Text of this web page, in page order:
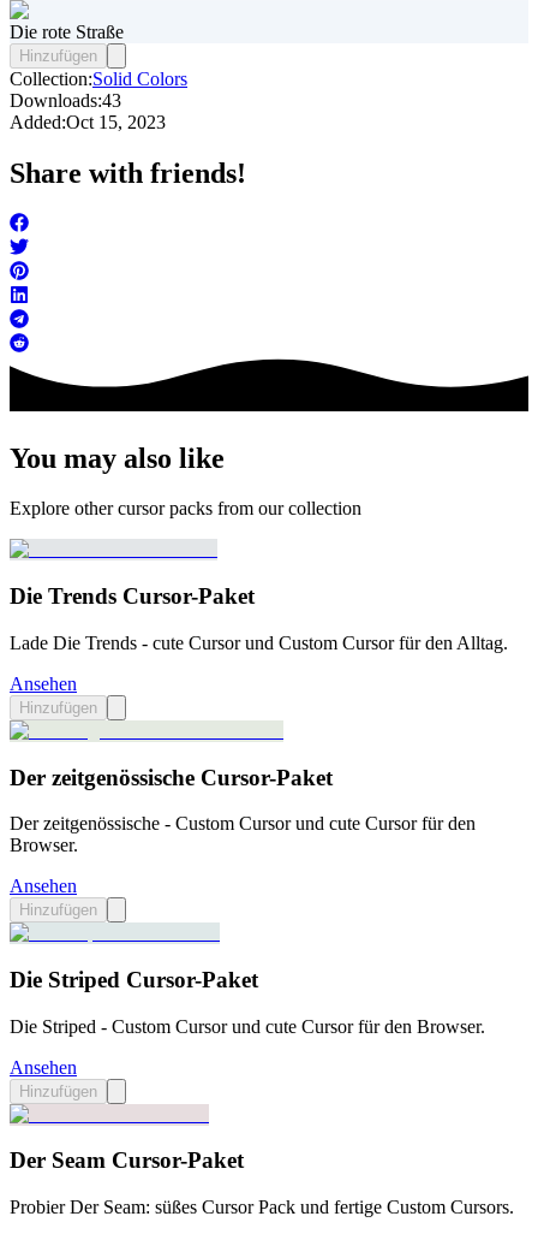
Die rote Straße
Hinzufügen
Collection:Solid Colors
Downloads:43
Added:Oct 15, 2023
Share with friends!
You may also like
Explore other cursor packs from our collection
Die Trends Cursor-Paket
Lade Die Trends - cute Cursor und Custom Cursor für den Alltag.
Ansehen
Hinzufügen
Der zeitgenössische Cursor-Paket
Der zeitgenössische - Custom Cursor und cute Cursor für den
Browser.
Ansehen
Hinzufügen
Die Striped Cursor-Paket
Die Striped - Custom Cursor und cute Cursor für den Browser.
Ansehen
Hinzufügen
Der Seam Cursor-Paket
Probier Der Seam: süßes Cursor Pack und fertige Custom Cursors.